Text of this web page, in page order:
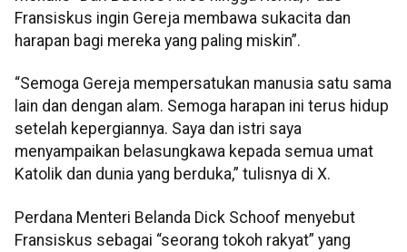
Fransiskus ingin Gereja membawa sukacita dan
harapan bagi mereka yang paling miskin”.
“Semoga Gereja mempersatukan manusia satu sama
lain dan dengan alam. Semoga harapan ini terus hidup
setelah kepergiannya. Saya dan istri saya
menyampaikan belasungkawa kepada semua umat
Katolik dan dunia yang berduka,” tulisnya di X.
Perdana Menteri Belanda Dick Schoof menyebut
Fransiskus sebagai “seorang tokoh rakyat” yang